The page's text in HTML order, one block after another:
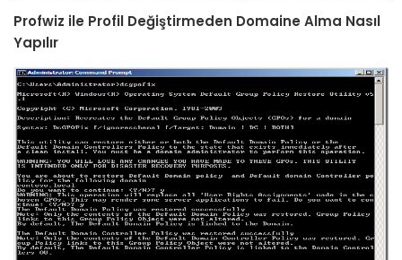
Profwiz ile Profil Değiştirmeden Domaine Alma Nasıl
Yapılır